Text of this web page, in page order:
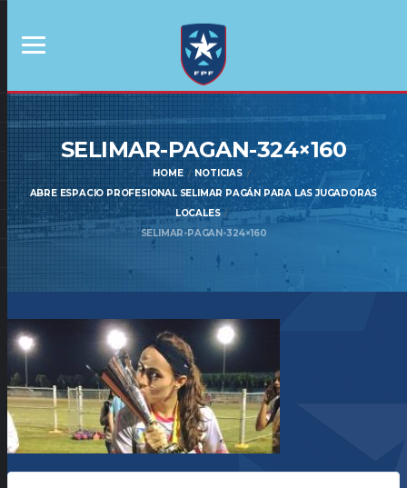
SELIMAR-PAGAN-324×160
HOME
NOTICIAS
ABRE ESPACIO PROFESIONAL SELIMAR PAGÁN PARA LAS JUGADORAS
LOCALES
SELIMAR-PAGAN-324×160